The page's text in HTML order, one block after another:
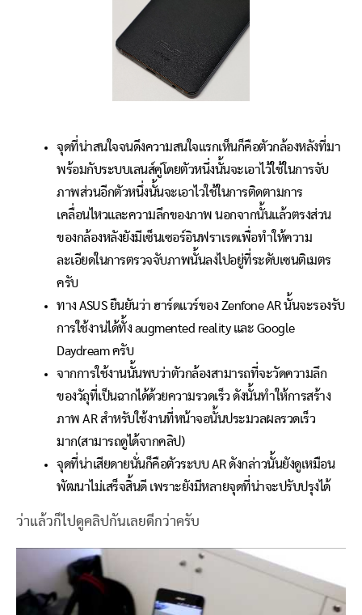
จุดที่น่าสนใจจนดึงความสนใจแรกเห็นก็คือตัวกล้องหลังที่มา
พร้อมกับระบบเลนส์คู่โดยตัวหนึ่งนั้นจะเอาไว้ใช้ในการจับ
ภาพส่วนอีกตัวหนึ่งนั้นจะเอาไวใช้ในการติดตามการ
เคลื่อนไหวและความลึกของภาพ นอกจากนั้นแล้วตรงส่วน
ของกล้องหลังยังมีเซ็นเซอร์อินฟราเรดเพื่อทำให้ความ
ละเอียดในการตรวจจับภาพนั้นลงไปอยู่ที่ระดับเซนติเมตร
ครับ
ทาง ASUS ยืนยันว่า ฮาร์ดแวร์ของ Zenfone AR นั้นจะรองรับ
การใช้งานได้ทั้ง augmented reality และ Google
Daydream ครับ
จากการใช้งานนั้นพบว่าตัวกล้องสามารถที่จะวัดความลึก
ของวัถุที่เป็นฉากได้ด้วยความรวดเร็ว ดังนั้นทำให้การสร้าง
ภาพ AR สำหรับใช้งานที่หน้าจอนั้นประมวลผลรวดเร็ว
มาก(สามารถดูได้จากคลิป)
จุดที่น่าเสียดายนั่นก็คือตัวระบบ AR ดังกล่าวนั้นยังดูเหมือน
พัฒนาไม่เสร็จสิ้นดี เพราะยังมีหลายจุดที่น่าจะปรับปรุงได้
ว่าแล้วก็ไปดูคลิปกันเลยดีกว่าครับ